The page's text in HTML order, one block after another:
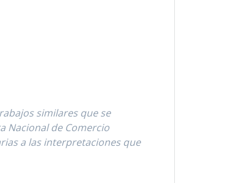
similares que se
Nacional de Comercio
a las interpretaciones que